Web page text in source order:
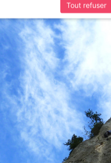
Tout refuser